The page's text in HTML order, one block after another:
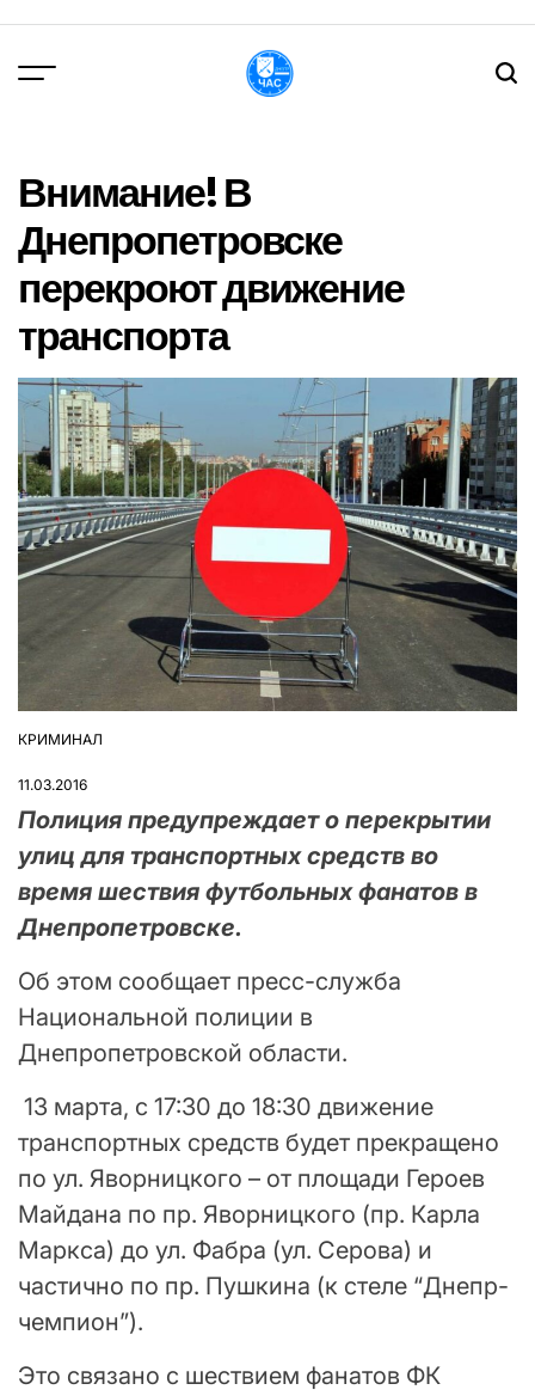
вмісту
Внимание! В
Днепропетровске
перекроют движение
транспорта
ОПУБЛІКУВАТИ
КРИМИНАЛ
11.03.2016
Полиция предупреждает о перекрытии
улиц для транспортных средств во
время шествия футбольных фанатов в
Днепропетровске.
Об этом сообщает пресс-служба
Национальной полиции в
Днепропетровской области.
13 марта, с 17:30 до 18:30 движение
транспортных средств будет прекращено
по ул. Яворницкого – от площади Героев
Майдана по пр. Яворницкого (пр. Карла
Маркса) до ул. Фабра (ул. Серова) и
частично по пр. Пушкина (к стеле “Днепр-
чемпион”).
Это связано с шествием фанатов ФК